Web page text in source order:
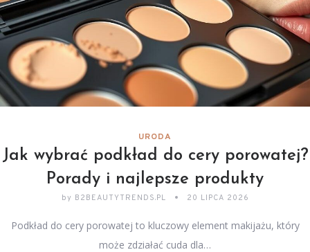
URODA
Jak wybrać podkład do cery porowatej?
Porady i najlepsze produkty
by B2BEAUTYTRENDS.PL 20 LIPCA 2026
Podkład do cery porowatej to kluczowy element makijażu, który
może zdziałać cuda dla…